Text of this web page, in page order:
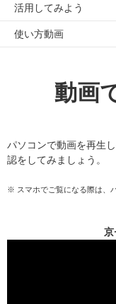
活用してみよう
使い方動画
動画
パソコンで動画を再生
認をしてみましょう。
※ スマホでご覧になる際は、
京